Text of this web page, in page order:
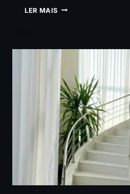
LER MAIS CORRIMÃO
ITUPEVA